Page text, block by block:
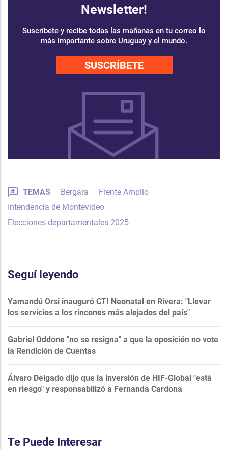
Newsletter!
Suscríbete y recibe todas las mañanas en tu correo lo
más importante sobre Uruguay y el mundo.
SUSCRÍBETE
TEMAS Bergara
Frente Amplio
Intendencia de Montevideo
Elecciones departamentales 2025
Seguí leyendo
Yamandú Orsi inauguró CTI Neonatal en Rivera: "Llevar
los servicios a los rincones más alejados del país"
Gabriel Oddone "no se resigna" a que la oposición no vote
la Rendición de Cuentas
Álvaro Delgado dijo que la inversión de HIF-Global "está
en riesgo" y responsabilizó a Fernanda Cardona
Te Puede Interesar